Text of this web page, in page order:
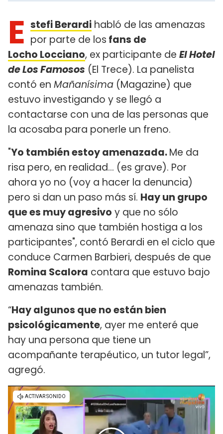
E stefi Berardi habló de las amenazas
por parte de los fans de
Locho Locciano, ex participante de El Hotel
de Los Famosos (El Trece). La panelista
contó en Mañanísima (Magazine) que
estuvo investigando y se llegó a
contactarse con una de las personas que
la acosaba para ponerle un freno.
"Yo también estoy amenazada.Me da
risa pero, en realidad... (es grave). Por
ahora yo no (voy a hacer la denuncia)
pero si dan un paso más sí. Hay un grupo
que es muy agresivo y que no sólo
amenaza sino que también hostiga a los
participantes", contó Berardi en el ciclo que
conduce Carmen Barbieri, después de que
Romina Scalora contara que estuvo bajo
amenazas también.
“Hay algunos que no están bien
psicológicamente, ayer me enteré que
hay una persona que tiene un
acompañante terapéutico, un tutor legal”,
agregó.